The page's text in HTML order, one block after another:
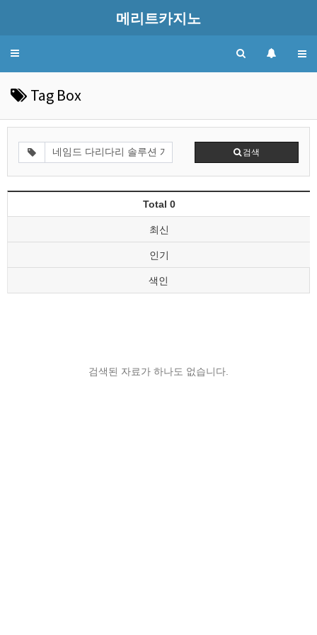
메리트카지노
Toggle
Tag Box
검색
Total 0
최신
인기
색인
검색된 자료가 하나도 없습니다.